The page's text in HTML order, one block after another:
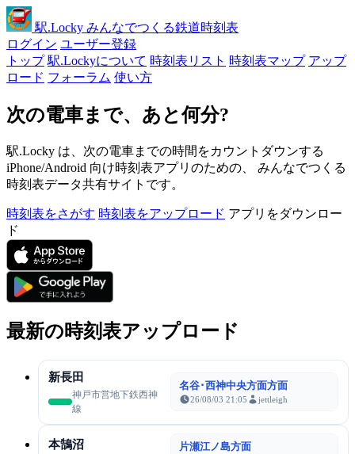
駅.Locky みんなでつくる鉄道時刻表
ログイン ユーザー登録
トップ 駅.Lockyについて 時刻表リスト 時刻表マップ アップ
ロード フォーラム 使い方
次の電車まで、あと何分?
駅.Locky は、次の電車までの時間をカウントダウンする
iPhone/Android 向け時刻表アプリのための、 みんなでつくる
時刻表データ共有サイトです。
時刻表をさがす 時刻表をアップロード アプリをダウンロー
ド
最新の時刻表アップロード
新長田
神戸市営地下鉄西神
線
名谷･西神中央方面方面
26/08/03 21:05 jettleigh
本鵠沼 片瀬江ノ島方面